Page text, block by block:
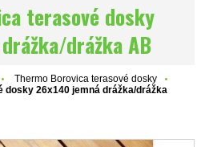
terasové dosky
drážka AB
Thermo Borovica terasové dosky
dosky 26x140 jemná drážka/drážka